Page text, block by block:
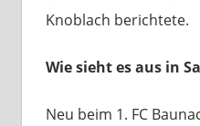
Knoblach berichtete.
Wie sieht es aus in
Neu beim 1. FC